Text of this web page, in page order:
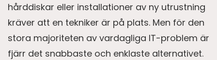
hårddiskar eller installationer av ny utrustning
kräver att en tekniker är på plats. Men för den
stora majoriteten av vardagliga IT-problem är
fjärr det snabbaste och enklaste alternativet.